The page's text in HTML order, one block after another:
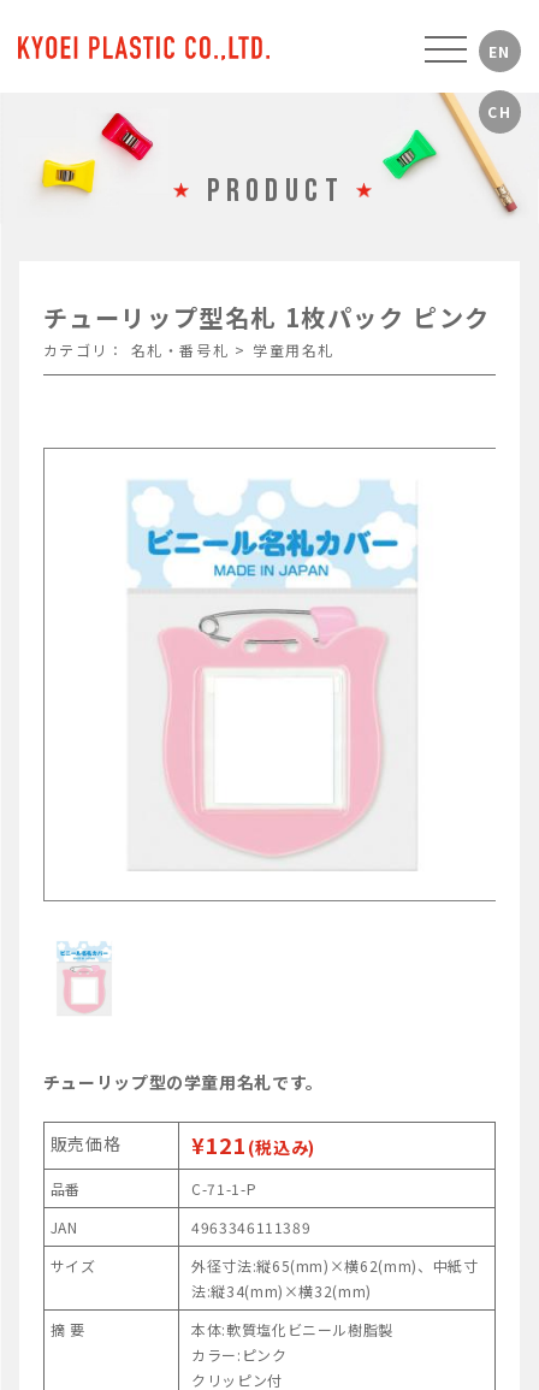
PRODUCT
チューリップ型名札 1枚パック ピンク
カテゴリ： 名札・番号札 > 学童用名札
チューリップ型の学童用名札です。
販売価格 ¥121 (税込み)
品番
C-71-1-P
JAN
4963346111389
サイズ
外径寸法:縦65(mm)×横62(mm)、中紙寸
法:縦34(mm)×横32(mm)
摘 要
本体:軟質塩化ビニール樹脂製
カラー:ピンク
クリッピン付